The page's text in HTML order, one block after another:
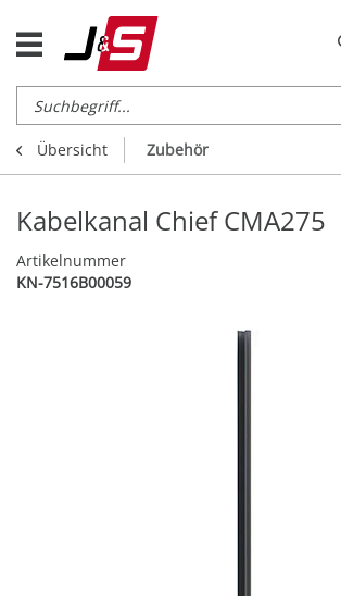
Übersicht Zubehör
Kabelkanal Chief CMA275
Artikelnummer
KN-7516B00059